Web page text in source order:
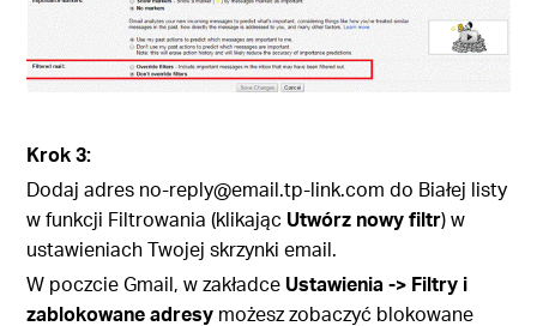
Krok 3:
Dodaj adres no-reply@email.tp-link.com do Białej listy
w funkcji Filtrowania (klikając Utwórz nowy filtr) w
ustawieniach Twojej skrzynki email.
W poczcie Gmail, w zakładce Ustawienia -> Filtry i
zablokowane adresy możesz zobaczyć blokowane